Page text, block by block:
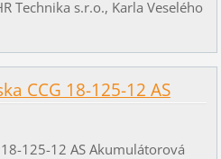
Technika s.r.o., Karla Veselého
CCG 18-125-12 AS
125-12 AS Akumulátorová